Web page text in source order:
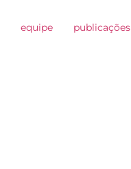
equipe publicações